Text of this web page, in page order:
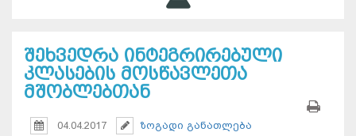
შეხვედრა ინტეგრირებული
კლასების მოსწავლეთა
მშობლებთან
04.04.2017 ზოგადი განათლება